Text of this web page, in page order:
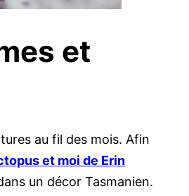
et
au fil des mois. Afin
et moi de Erin
un décor Tasmanien.